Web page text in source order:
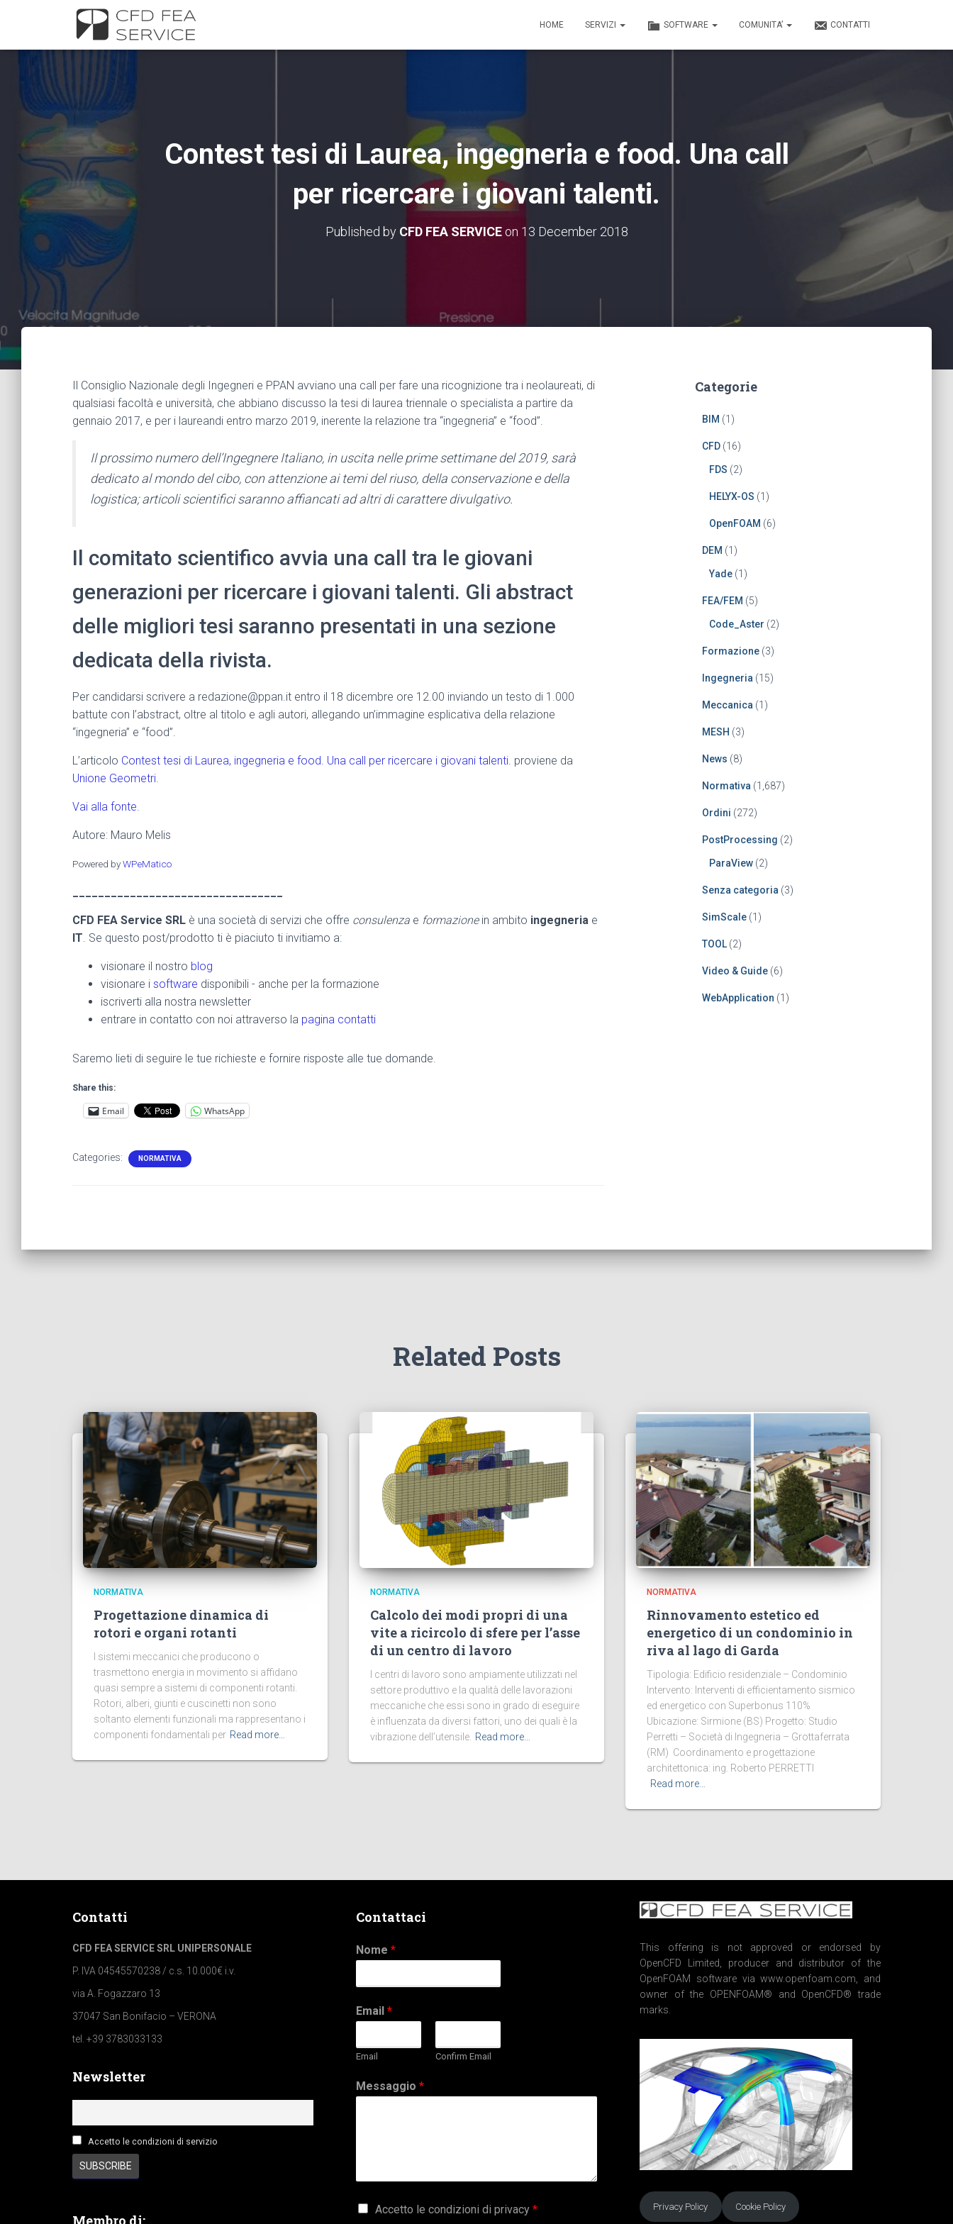
HOME SERVIZI SOFTWARE COMUNITA’ CONTATTI
Contest tesi di Laurea, ingegneria e food. Una call
per ricercare i giovani talenti.
Published by CFD FEA SERVICEon 13 December 2018
Il Consiglio Nazionale degli Ingegneri e PPAN avviano una call per fare una ricognizione tra i neolaureati, di
qualsiasi facoltà e università, che abbiano discusso la tesi di laurea triennale o specialista a partire da
gennaio 2017, e per i laureandi entro marzo 2019, inerente la relazione tra “ingegneria” e “food”.
Il prossimo numero dell’Ingegnere Italiano, in uscita nelle prime settimane del 2019, sarà
dedicato al mondo del cibo, con attenzione ai temi del riuso, della conservazione e della
logistica; articoli scientifici saranno affiancati ad altri di carattere divulgativo.
Il comitato scientifico avvia una call tra le giovani
generazioni per ricercare i giovani talenti. Gli abstract
delle migliori tesi saranno presentati in una sezione
dedicata della rivista.
Per candidarsi scrivere a redazione@ppan.it entro il 18 dicembre ore 12.00 inviando un testo di 1.000
battute con l’abstract, oltre al titolo e agli autori, allegando un’immagine esplicativa della relazione
“ingegneria” e “food”.
L’articolo Contest tesi di Laurea, ingegneria e food. Una call per ricercare i giovani talenti. proviene da
Unione Geometri.
Vai alla fonte.
Autore: Mauro Melis
Powered byWPeMatico
CFD FEA Service SRL è una società di servizi che offre consulenza e formazionein ambito ingegneria e
IT. Se questo post/prodotto ti è piaciuto ti invitiamo a:
visionare il nostro blog
visionare i software disponibili - anche per la formazione
iscriverti alla nostra newsletter
entrare in contatto con noi attraverso la pagina contatti
Saremo lieti di seguire le tue richieste e fornire risposte alle tue domande.
Share this:
Email WhatsApp
Categories: NORMATIVA
Categorie
BIM (1)
CFD(16)
FDS (2)
HELYX-OS (1)
OpenFOAM (6)
DEM (1)
Yade(1)
FEA/FEM (5)
Code_Aster (2)
Formazione(3)
Ingegneria (15)
Meccanica (1)
MESH (3)
News (8)
Normativa (1,687)
Ordini (272)
PostProcessing (2)
ParaView(2)
Senza categoria (3)
SimScale(1)
TOOL(2)
Video & Guide(6)
WebApplication (1)
Related Posts
NORMATIVA
Progettazione dinamica di
rotori e organi rotanti
I sistemi meccanici che producono o
trasmettono energia in movimento si affidano
quasi sempre a sistemi di componenti rotanti.
Rotori, alberi, giunti e cuscinetti non sono
soltanto elementi funzionali ma rappresentano i
componenti fondamentali per Read more…
NORMATIVA
Calcolo dei modi propri di una
vite a ricircolo di sfere per l’asse
di un centro di lavoro
I centri di lavoro sono ampiamente utilizzati nel
settore produttivo e la qualità delle lavorazioni
meccaniche che essi sono in grado di eseguire
è influenzata da diversi fattori, uno dei quali è la
vibrazione dell’utensile. Read more…
NORMATIVA
Rinnovamento estetico ed
energetico di un condominio in
riva al lago di Garda
Tipologia: Edificio residenziale – Condominio
Intervento: Interventi di efficientamento sismico
ed energetico con Superbonus 110%
Ubicazione: Sirmione (BS) Progetto: Studio
Perretti – Società di Ingegneria – Grottaferrata
(RM) Coordinamento e progettazione
architettonica: ing. Roberto PERRETTI
Read more…
Contatti
CFD FEA SERVICE SRL UNIPERSONALE
P. IVA 04545570238 / c.s. 10.000€ i.v.
via A. Fogazzaro 13
37047 San Bonifacio – VERONA
tel. +39 3783033133
Newsletter
Accetto le condizioni di servizio
Membro di:
Contattaci
Nome *
Email *
Email Confirm Email
Messaggio *
G
Accetto le condizioni di privacy *
This offering is not approved or endorsed by
OpenCFD Limited, producer and distributor of the
OpenFOAM software via www.openfoam.com, and
owner of the OPENFOAM® and OpenCFD® trade
marks.
Privacy Policy Cookie Policy